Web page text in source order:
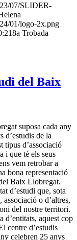
07/SLIDER-
01/logo-2x.png
8a Trobada
del Baix
suposa cada any
d’estudis de la
tipus d’associació
i que té els seus
vem retrobar a
bona representació
Baix Llobregat.
d’estudi que, sota
o d’altres,
del nostre territori.
d’entitats, aquest cop
centre d’estudis
celebren 25 anys